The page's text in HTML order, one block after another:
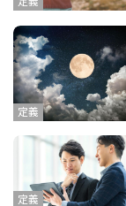
定義
定義
定義